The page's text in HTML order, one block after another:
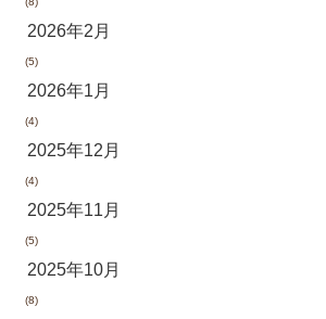
2026年2月
(5)
2026年1月
(4)
2025年12月
(4)
2025年11月
(5)
2025年10月
(8)